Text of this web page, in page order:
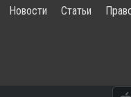
Новости Статьи